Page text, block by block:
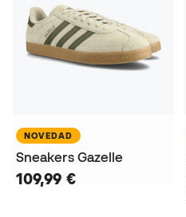
NOVEDAD
Sneakers Gazelle
109,99 €